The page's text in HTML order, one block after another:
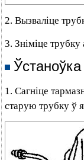
2. Вызваліце
3. Зніміце трубку
Ўстаноўка
1. Сагніце
старую трубку ў